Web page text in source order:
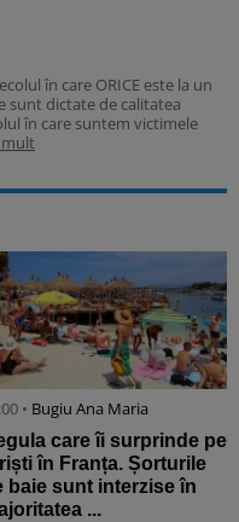
în care ORICE este la un
sunt dictate de calitatea
în care suntem victimele
• Bugiu ⁠Ana Maria
care îi surprinde pe
în Franța. Șorturile
baie sunt interzise în
...